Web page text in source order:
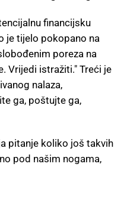
financijsku
je tijelo pokopano na
poreza na
Vrijedi istražiti." Treći je
nalaza,
ga, poštujte ga,
pitanje koliko još takvih
pod našim nogama,